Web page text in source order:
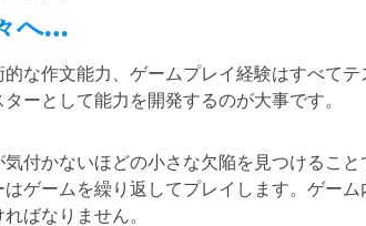
へ…
な作文能力、ゲームプレイ経験はすべて
ーとして能力を開発するのが大事です。
付かないほどの小さな欠陥を見つけるこ
ゲームを繰り返してプレイします。ゲー
ばなりません。